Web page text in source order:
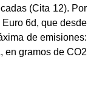
(Cita 12). Por
6d, que desde
de emisiones:
en gramos de CO2